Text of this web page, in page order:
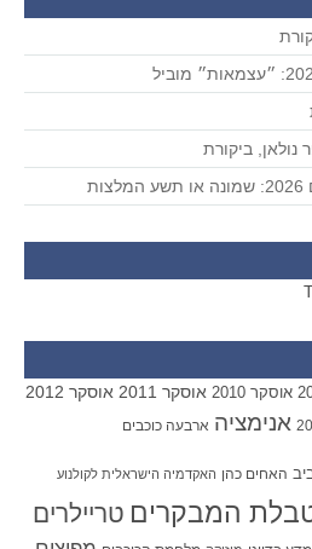
נולאן, ביקורת
אוסקר 2010 אוסקר 2011 אוסקר 2012
אנימציה ארבעה כוכבים
האחים כהן האקדמיה הישראלית לקולנוע
המבקרים טריילרים